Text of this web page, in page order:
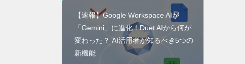
【速報】Google Workspace AIが
「Gemini」に進化！Duet AIから何が
変わった？ AI活用者が知るべき5つの
新機能